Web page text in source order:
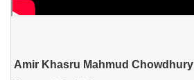
Amir Khasru Mahmud Chowdhury